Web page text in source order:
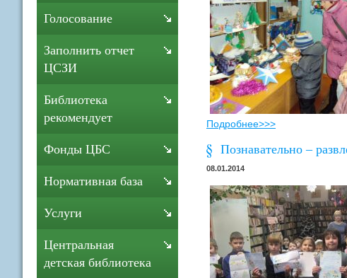
Подробнее>>>
Познавательно –
08.01.2014
Голосование
Заполнить отчет
ЦСЗИ
Библиотека
рекомендует
Фонды ЦБС
Нормативная база
Услуги
Центральная
детская библиотека